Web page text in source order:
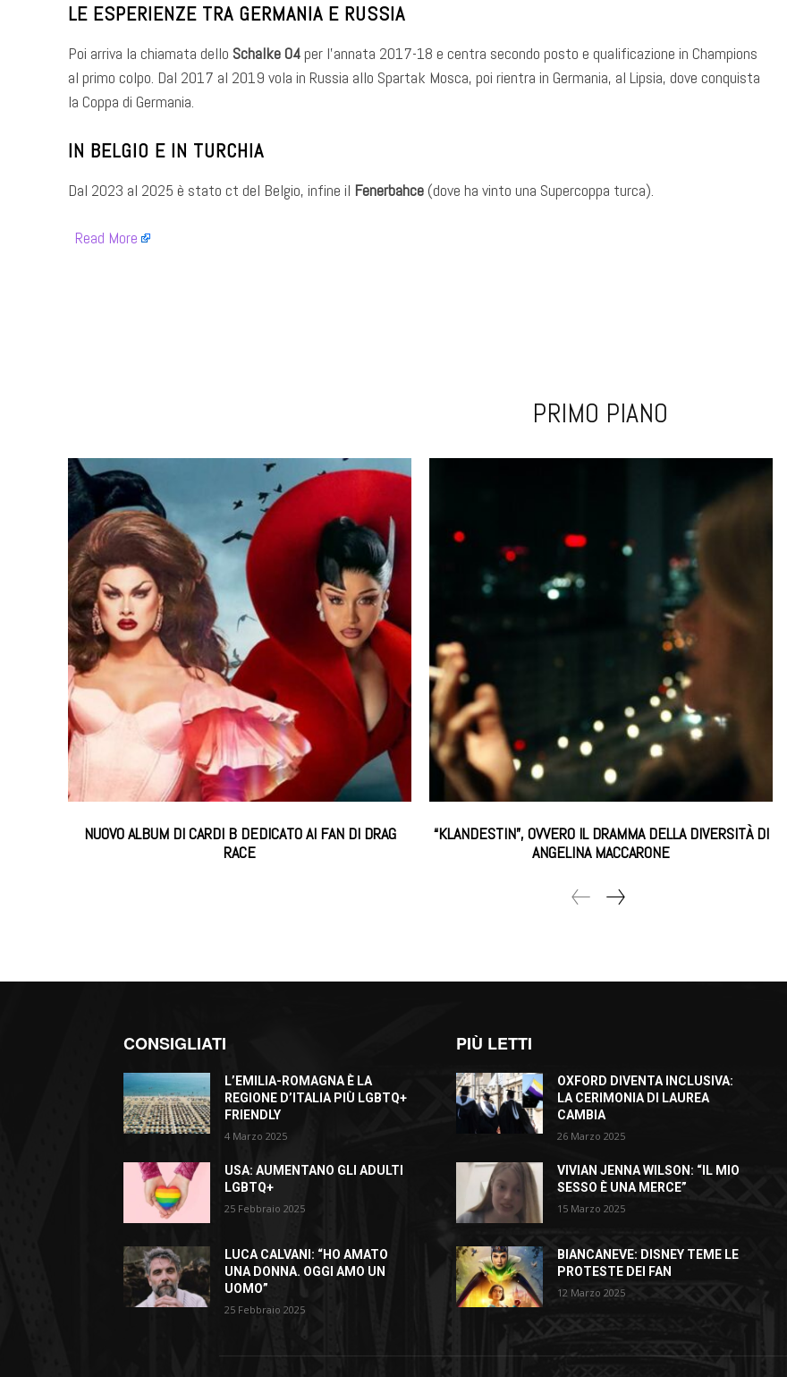
LE ESPERIENZE TRA GERMANIA E RUSSIA
Poi arriva la chiamata dello Schalke 04per l’annata 2017-18 e centra secondo posto e qualificazione in Champions
al primo colpo. Dal 2017 al 2019 vola in Russia allo Spartak Mosca, poi rientra in Germania, al Lipsia, dove conquista
la Coppa di Germania.
IN BELGIO E IN TURCHIA
Dal 2023 al 2025 è stato ct del Belgio, infine il Fenerbahce (dove ha vinto una Supercoppa turca).
Read More
PRIMO PIANO
NUOVO ALBUM DI CARDI B DEDICATO AI FAN DI DRAG
RACE
“KLANDESTIN”, OVVERO IL DRAMMA DELLA DIVERSITÀ DI
ANGELINA MACCARONE
CONSIGLIATI
L’EMILIA-ROMAGNA È LA
REGIONE D’ITALIA PIÙ LGBTQ+
FRIENDLY
4 Marzo 2025
USA: AUMENTANO GLI ADULTI
LGBTQ+
25 Febbraio 2025
LUCA CALVANI: “HO AMATO
UNA DONNA. OGGI AMO UN
UOMO”
25 Febbraio 2025
PIÙ LETTI
OXFORD DIVENTA INCLUSIVA:
LA CERIMONIA DI LAUREA
CAMBIA
26 Marzo 2025
VIVIAN JENNA WILSON: “IL MIO
SESSO È UNA MERCE”
15 Marzo 2025
BIANCANEVE: DISNEY TEME LE
PROTESTE DEI FAN
12 Marzo 2025